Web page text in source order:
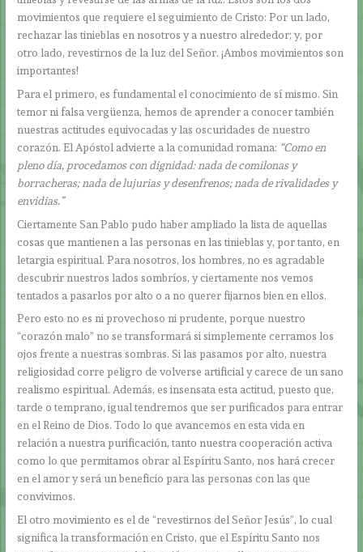
movimientos que requiere el seguimiento de Cristo: Por un lado,
rechazar las tinieblas en nosotros y a nuestro alrededor; y, por
otro lado, revestirnos de la luz del Señor. ¡Ambos movimientos son
importantes!
Para el primero, es fundamental el conocimiento de sí mismo. Sin
temor ni falsa vergüenza, hemos de aprender a conocer también
nuestras actitudes equivocadas y las oscuridades de nuestro
corazón. El Apóstol advierte a la comunidad romana: “Como en
pleno día, procedamos con dignidad: nada de comilonas y
borracheras; nada de lujurias y desenfrenos; nada de rivalidades y
envidias.”
Ciertamente San Pablo pudo haber ampliado la lista de aquellas
cosas que mantienen a las personas en las tinieblas y, por tanto, en
letargia espiritual. Para nosotros, los hombres, no es agradable
descubrir nuestros lados sombríos, y ciertamente nos vemos
tentados a pasarlos por alto o a no querer fijarnos bien en ellos.
Pero esto no es ni provechoso ni prudente, porque nuestro
“corazón malo” no se transformará si simplemente cerramos los
ojos frente a nuestras sombras. Si las pasamos por alto, nuestra
religiosidad corre peligro de volverse artificial y carece de un sano
realismo espiritual. Además, es insensata esta actitud, puesto que,
tarde o temprano, igual tendremos que ser purificados para entrar
en el Reino de Dios. Todo lo que avancemos en esta vida en
relación a nuestra purificación, tanto nuestra cooperación activa
como lo que permitamos obrar al Espíritu Santo, nos hará crecer
en el amor y será un beneficio para las personas con las que
convivimos.
El otro movimiento es el de “revestirnos del Señor Jesús”, lo cual
significa la transformación en Cristo, que el Espíritu Santo nos